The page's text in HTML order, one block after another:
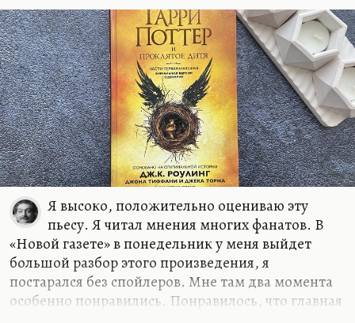
статью «Не могу молчать».
Я знал его как очень сильного публициста. Он
замечательно писал,…
Я высоко, положительно оцениваю эту
пьесу. Я читал мнения многих фанатов. В
«Новой газете» в понедельник у меня выйдет
большой разбор этого произведения, я
постарался без спойлеров. Мне там два момента
особенно понравились. Понравилось, что главная